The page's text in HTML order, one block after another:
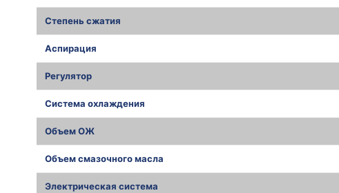
Степень сжатия
Аспирация
Регулятор
Система охлаждения
Объем ОЖ
Объем смазочного масла
Электрическая система